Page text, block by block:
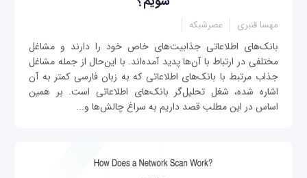
مهسا قنبری عصرشبکه
بانک‌های اطلاعاتی جذابیت‌های خاص خود را دارند و مشاغل
مختلفی در ارتباط با آن‌ها پدید آمده‌اند. با این‌حال از جمله مشاغل
جذاب مرتبط با بانک‌های اطلاعاتی که به زبان فارسی کمتر به آن
اشاره شده، شغل تحلیل‌گر بانک‌های اطلاعاتی است. بر همین
اساس در این مطلب قصد داریم به سراغ چالش‌ها و...